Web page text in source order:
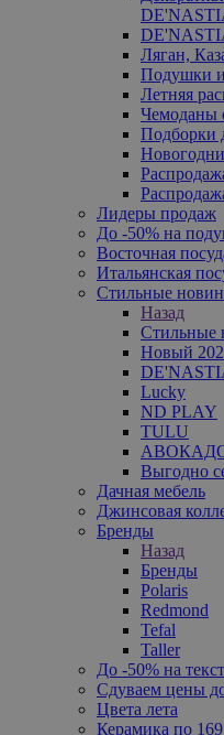
Ляган,
Подушки и
Летняя
Чемоданы
Подборки
Лидеры продаж
До -50% на
Восточная
Итальянская
Стильные
Назад
Стильные
Новый
Lucky
ND PLAY
TULU
Выгодно
Дачная мебель
Джинсовая
Бренды
Назад
Бренды
Polaris
Redmond
Tefal
Taller
До -50% на
Сдуваем цены
Цвета лета
Керамика по